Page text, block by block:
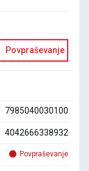
Povpraševanje
7985040030100
4042666338932
Povpraševanje